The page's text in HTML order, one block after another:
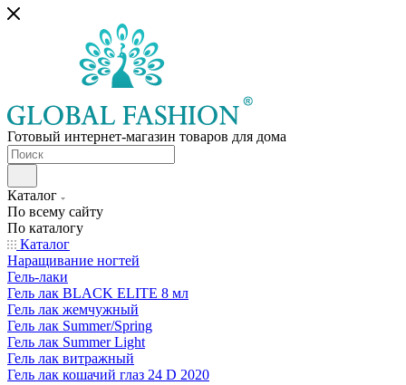
Готовый интернет-магазин товаров для дома
Каталог
По всему сайту
По каталогу
Каталог
Наращивание ногтей
Гель-лаки
Гель лак BLACK ELITE 8 мл
Гель лак жемчужный
Гель лак Summer/Spring
Гель лак Summer Light
Гель лак витражный
Гель лак кошачий глаз 24 D 2020